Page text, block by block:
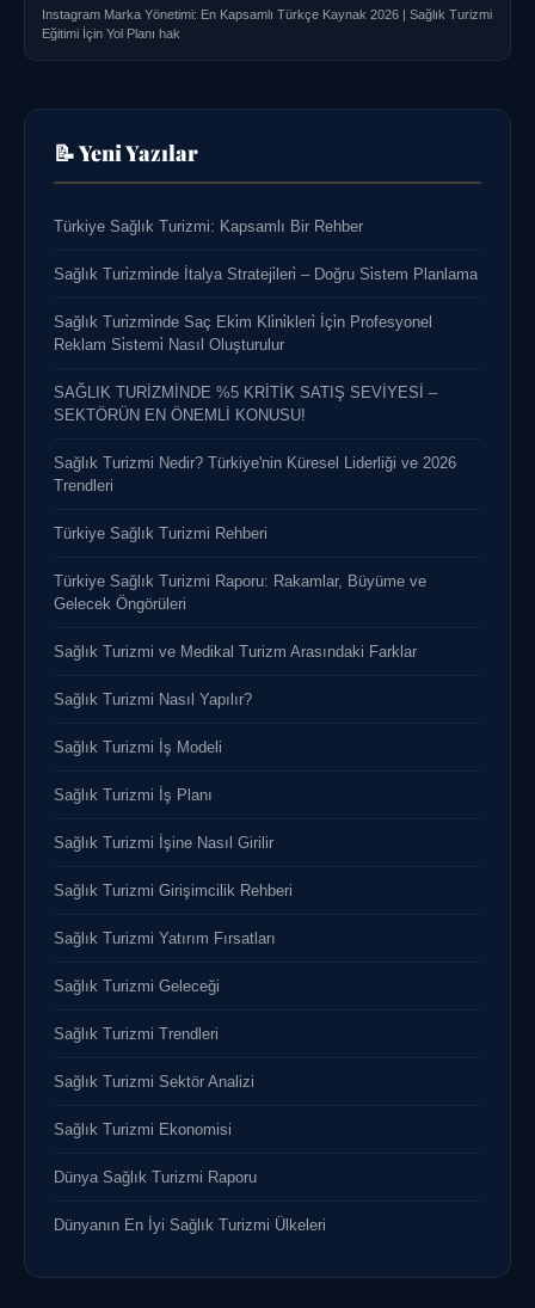
Instagram Marka Yönetimi: En Kapsamlı Türkçe Kaynak 2026 | Sağlık Turizmi
Eğitimi İçin Yol Planı hak
📝 Yeni Yazılar
Türkiye Sağlık Turizmi: Kapsamlı Bir Rehber
Sağlık Turi̇zmi̇nde İtalya Strateji̇leri̇ – Doğru Si̇stem Planlama
Sağlık Turi̇zmi̇nde Saç Eki̇m Kli̇ni̇kleri̇ İçi̇n Profesyonel
Reklam Si̇stemi̇ Nasıl Oluşturulur
SAĞLIK TURİZMİNDE %5 KRİTİK SATIŞ SEVİYESİ –
SEKTÖRÜN EN ÖNEMLİ KONUSU!
Sağlık Turizmi Nedir? Türkiye'nin Küresel Liderliği ve 2026
Trendleri
Türkiye Sağlık Turizmi Rehberi
Türkiye Sağlık Turizmi Raporu: Rakamlar, Büyüme ve
Gelecek Öngörüleri
Sağlık Turizmi ve Medikal Turizm Arasındaki Farklar
Sağlık Turizmi Nasıl Yapılır?
Sağlık Turizmi İş Modeli
Sağlık Turizmi İş Planı
Sağlık Turizmi İşine Nasıl Girilir
Sağlık Turizmi Girişimcilik Rehberi
Sağlık Turizmi Yatırım Fırsatları
Sağlık Turizmi Geleceği
Sağlık Turizmi Trendleri
Sağlık Turizmi Sektör Analizi
Sağlık Turizmi Ekonomisi
Dünya Sağlık Turizmi Raporu
Dünyanın En İyi Sağlık Turizmi Ülkeleri